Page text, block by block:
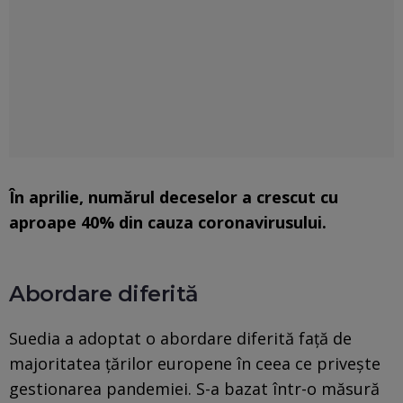
În aprilie, numărul deceselor a crescut cu
aproape 40% din cauza coronavirusului.
Abordare diferită
Suedia a adoptat o abordare diferită faţă de
majoritatea ţărilor europene în ceea ce priveşte
gestionarea pandemiei. S-a bazat într-o măsură